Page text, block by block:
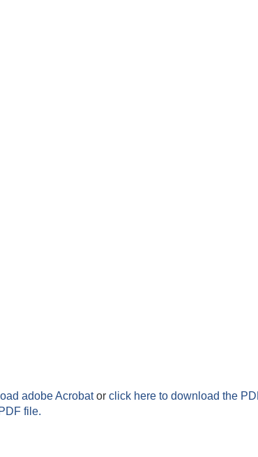
adobe Acrobator click here to download the
file.